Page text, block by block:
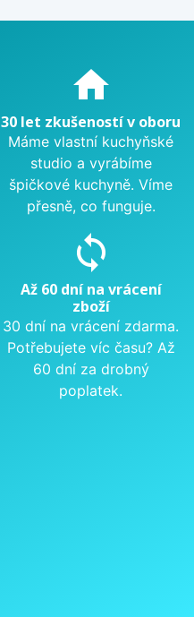
home
30 let zkušeností v oboru
Máme vlastní kuchyňské
studio a vyrábíme
špičkové kuchyně. Víme
přesně, co funguje.
sync
Až 60 dní na vrácení
zboží
30 dní na vrácení zdarma.
Potřebujete víc času? Až
60 dní za drobný
poplatek.